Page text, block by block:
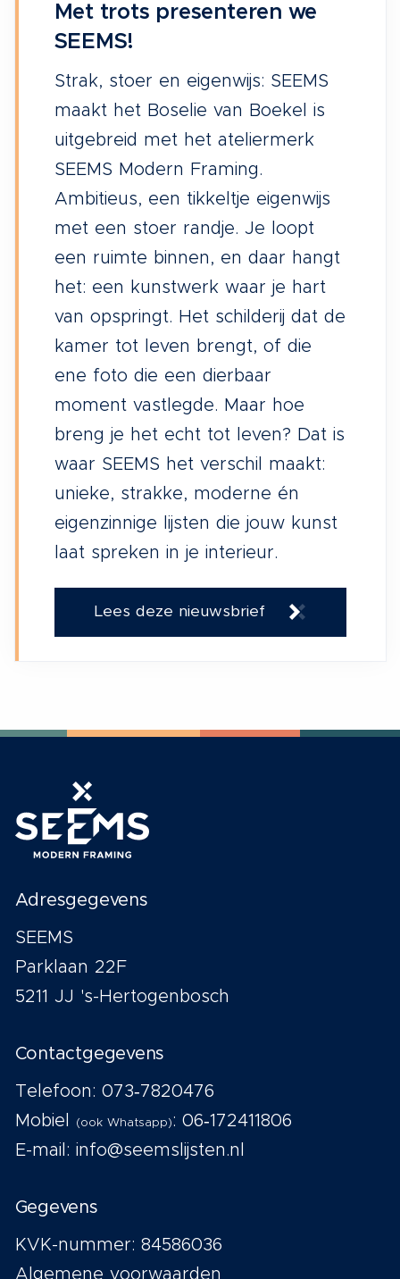
Met trots presenteren we
SEEMS!
Strak, stoer en eigenwijs: SEEMS
maakt het Boselie van Boekel is
uitgebreid met het ateliermerk
SEEMS Modern Framing.
Ambitieus, een tikkeltje eigenwijs
met een stoer randje. Je loopt
een ruimte binnen, en daar hangt
het: een kunstwerk waar je hart
van opspringt. Het schilderij dat de
kamer tot leven brengt, of die
ene foto die een dierbaar
moment vastlegde. Maar hoe
breng je het echt tot leven? Dat is
waar SEEMS het verschil maakt:
unieke, strakke, moderne én
eigenzinnige lijsten die jouw kunst
laat spreken in je interieur.
Lees deze nieuwsbrief
Adresgegevens
SEEMS
Parklaan 22F
5211 JJ 's-Hertogenbosch
Contactgegevens
Telefoon: 073‑7820476
Mobiel
(ook Whatsapp): 06‑172411806
E-mail: info@seemslijsten.nl
Gegevens
KVK-nummer: 84586036
Algemene voorwaarden